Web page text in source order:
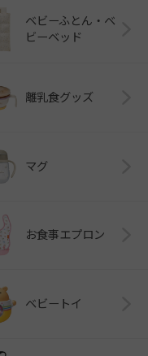
ベビーふとん・ベ
ビーベッド
離乳食グッズ
マグ
お食事エプロン
ベビートイ